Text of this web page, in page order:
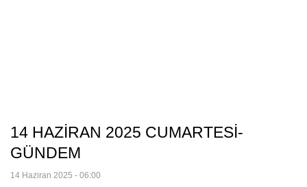
14 HAZİRAN 2025 CUMARTESİ-
GÜNDEM
14 Haziran 2025 - 06:00